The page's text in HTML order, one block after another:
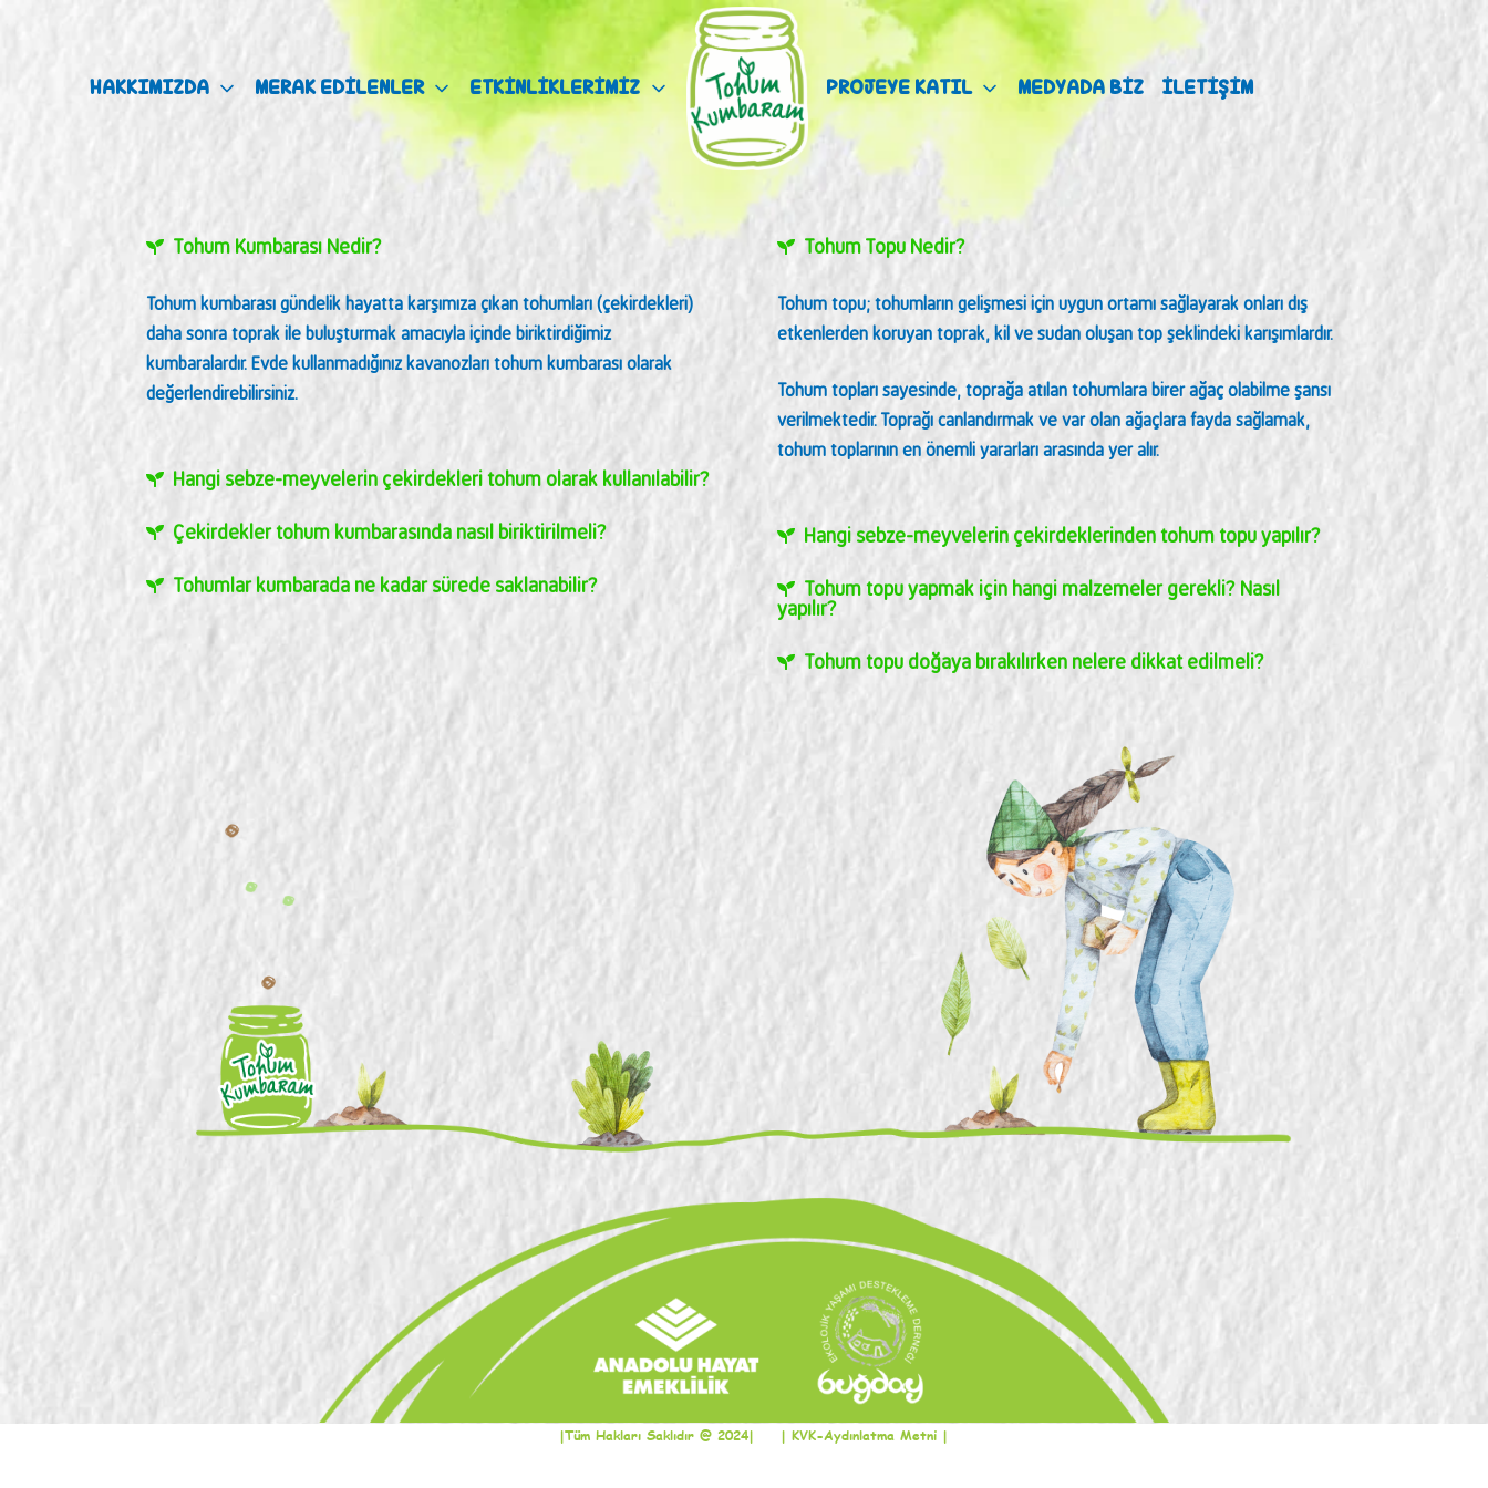
HAKKIMIZDA MERAK EDİLENLER ETKİNLİKLERİMİZ PROJEYE KATIL MEDYADA BİZ İLETİŞİM
Tohum Kumbarası Nedir?
Tohum kumbarası gündelik hayatta karşımıza çıkan tohumları (çekirdekleri)
daha sonra toprak ile buluşturmak amacıyla içinde biriktirdiğimiz
kumbaralardır. Evde kullanmadığınız kavanozları tohum kumbarası olarak
değerlendirebilirsiniz.
Hangi sebze-meyvelerin çekirdekleri tohum olarak kullanılabilir?
Çekirdekler tohum kumbarasında nasıl biriktirilmeli?
Tohumlar kumbarada ne kadar sürede saklanabilir?
Tohum Topu Nedir?
Tohum topu; tohumların gelişmesi için uygun ortamı sağlayarak onları dış
etkenlerden koruyan toprak, kil ve sudan oluşan top şeklindeki karışımlardır.
Tohum topları sayesinde, toprağa atılan tohumlara birer ağaç olabilme şansı
verilmektedir. Toprağı canlandırmak ve var olan ağaçlara fayda sağlamak,
tohum toplarının en önemli yararları arasında yer alır.
Hangi sebze-meyvelerin çekirdeklerinden tohum topu yapılır?
Tohum topu yapmak için hangi malzemeler gerekli? Nasıl
yapılır?
Tohum topu doğaya bırakılırken nelere dikkat edilmeli?
|Tüm Hakları Saklıdır @ 2024| | KVK-Aydınlatma Metni |